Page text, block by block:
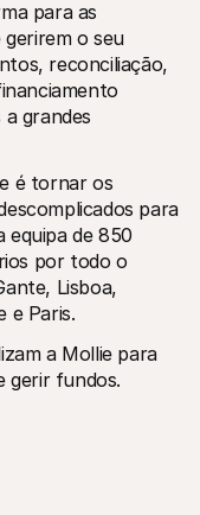
para as
o seu
reconciliação,
grandes
é tornar os
para
equipa de 850
por todo o
Lisboa,
e Paris.
a Mollie para
gerir fundos.